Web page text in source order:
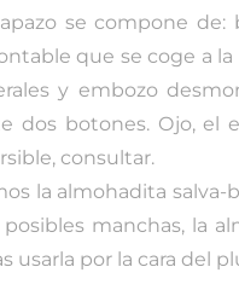
se compone de:
que se coge a
y embozo
dos botones. Ojo, el
consultar.
la almohadita salva-
manchas, la
usarla por la cara del